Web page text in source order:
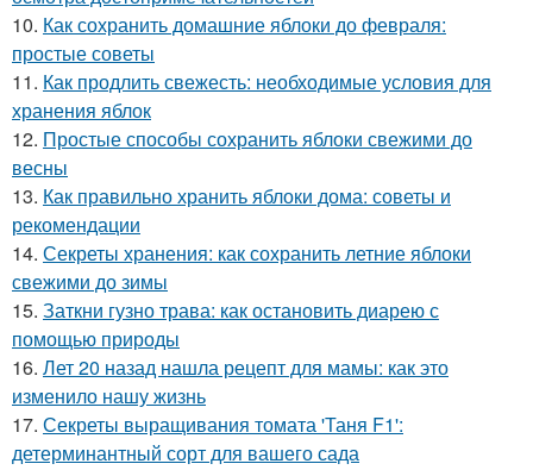
10. Как сохранить домашние яблоки до февраля:
простые советы
11. Как продлить свежесть: необходимые условия для
хранения яблок
12. Простые способы сохранить яблоки свежими до
весны
13. Как правильно хранить яблоки дома: советы и
рекомендации
14. Секреты хранения: как сохранить летние яблоки
свежими до зимы
15. Заткни гузно трава: как остановить диарею с
помощью природы
16. Лет 20 назад нашла рецепт для мамы: как это
изменило нашу жизнь
17. Секреты выращивания томата 'Таня F1':
детерминантный сорт для вашего сада